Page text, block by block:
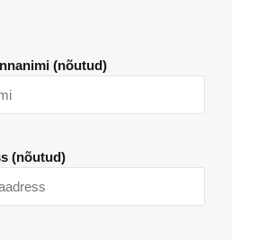
(nõutud)
(nõutud)